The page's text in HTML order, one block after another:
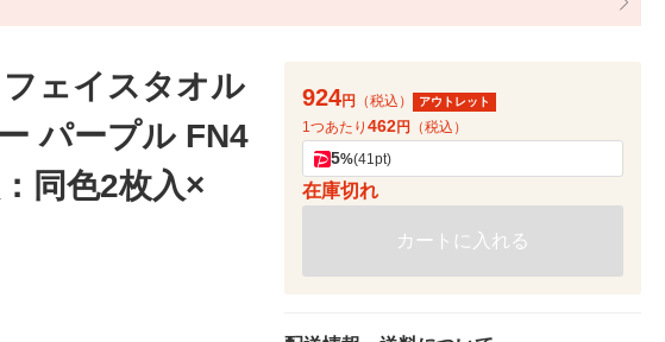
フェイスタオル
パープル FN4
同色2枚入×
924円 （税込） アウトレット
1つあたり 462円 （税込）
5%(41pt)
在庫切れ
カートに入れる